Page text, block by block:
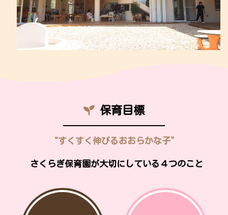
保育目標
“すくすく伸びるおおらかな子”
さくらぎ保育園が大切にしている４つのこと